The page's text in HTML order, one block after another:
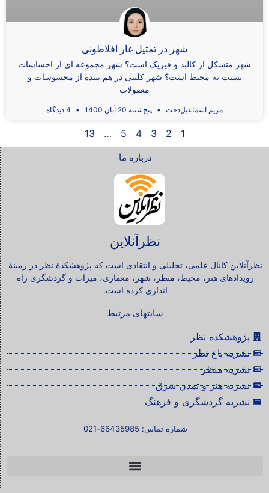
شهر در تمثیل غار افلاطونی
شهر متشکل از کالبد و فیزیک است؟ شهر مجموعه ای از احساسات
نسبت به محیط است؟ شهر کلیتی در هم تنیده از محسوسات و
معقولات
مریم اسماعیل‌دخت پنج‌شنبه 20 آبان 1400
1
2
3
4
5
…
13
درباره ما
نظرآنلاین
نظرآنلاین کانال علمی، تحلیلی و انتقادی است که پژوهشکدۀ نظر در زمینۀ
رویدادهای هنر، محیط، منظر، شهر، معماری، میراث و گردشگری راه
اندازی کرده است.
سایتهای مرتبط
پژوهشکده نظر
نشریه باغ نظر
نشریه منظر
نشریه هنر و تمدن شرق
نشریه گردشگری و فرهنگ
شماره تماس: 66435985-021